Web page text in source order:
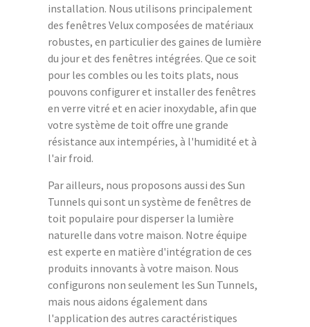
installation. Nous utilisons principalement
des fenêtres Velux composées de matériaux
robustes, en particulier des gaines de lumière
du jour et des fenêtres intégrées. Que ce soit
pour les combles ou les toits plats, nous
pouvons configurer et installer des fenêtres
en verre vitré et en acier inoxydable, afin que
votre système de toit offre une grande
résistance aux intempéries, à l'humidité et à
l'air froid.
Par ailleurs, nous proposons aussi des Sun
Tunnels qui sont un système de fenêtres de
toit populaire pour disperser la lumière
naturelle dans votre maison. Notre équipe
est experte en matière d'intégration de ces
produits innovants à votre maison. Nous
configurons non seulement les Sun Tunnels,
mais nous aidons également dans
l'application des autres caractéristiques